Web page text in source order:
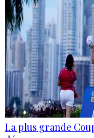
La plus grande